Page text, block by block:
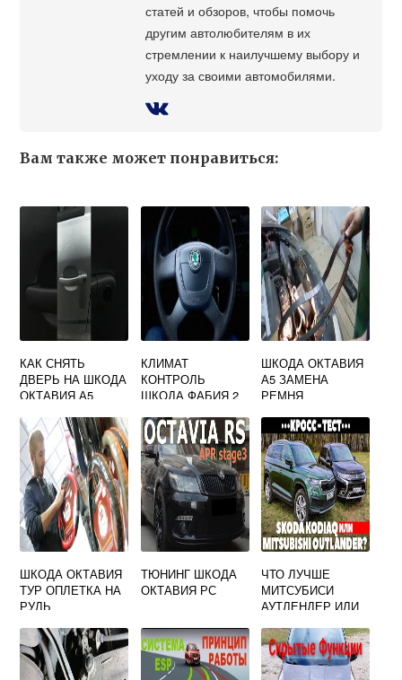
статей и обзоров, чтобы помочь
другим автолюбителям в их
стремлении к наилучшему выбору и
уходу за своими автомобилями.
Вам также может понравиться:
КАК СНЯТЬ
ДВЕРЬ НА ШКОДА
ОКТАВИЯ А5
КЛИМАТ
КОНТРОЛЬ
ШКОДА ФАБИЯ 2
ШКОДА ОКТАВИЯ
А5 ЗАМЕНА
РЕМНЯ
ШКОДА ОКТАВИЯ
ТУР ОПЛЕТКА НА
РУЛЬ
ТЮНИНГ ШКОДА
ОКТАВИЯ РС
ЧТО ЛУЧШЕ
МИТСУБИСИ
АУТЛЕНДЕР ИЛИ